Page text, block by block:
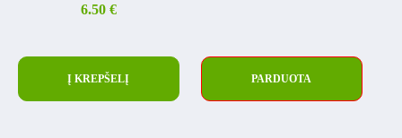
6.50 €
Į KREPŠELĮ PARDUOTA